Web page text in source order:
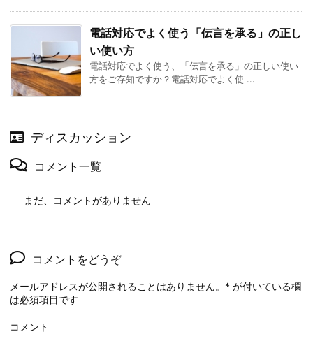
電話対応でよく使う「伝言を承る」の正し
い使い方
電話対応でよく使う、「伝言を承る」の正しい使い
方をご存知ですか？電話対応でよく使 ...
ディスカッション
コメント一覧
まだ、コメントがありません
コメントをどうぞ
メールアドレスが公開されることはありません。 * が付いている欄
は必須項目です
コメント